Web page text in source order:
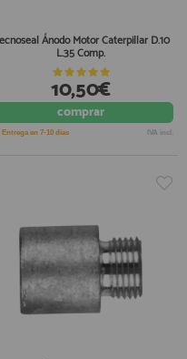
Ánodo Motor Caterpillar D.10
L.35 Comp.
10,50€
comprar
Entrega en 7-10 días IVA incl.